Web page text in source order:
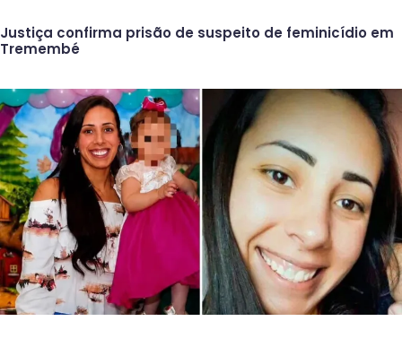
Justiça confirma prisão de suspeito de feminicídio em
Tremembé